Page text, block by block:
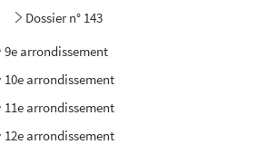
Dossier n° 143
9e arrondissement
10e arrondissement
11e arrondissement
12e arrondissement